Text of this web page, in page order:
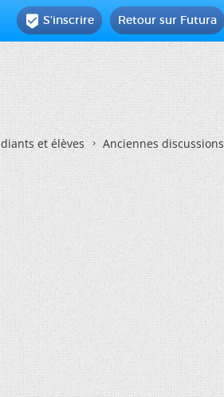
Retour sur Futura
 S'inscrire
et élèves Anciennes discussions